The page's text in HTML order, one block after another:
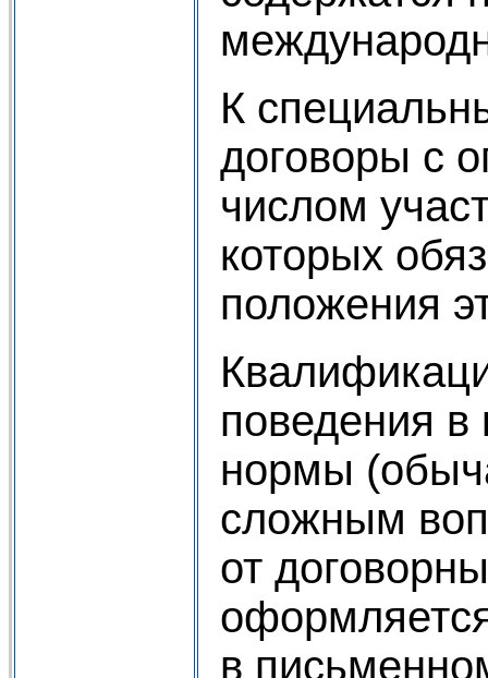
К
договоры с
числом
которых
положения
поведения в
нормы
сложным
от
в